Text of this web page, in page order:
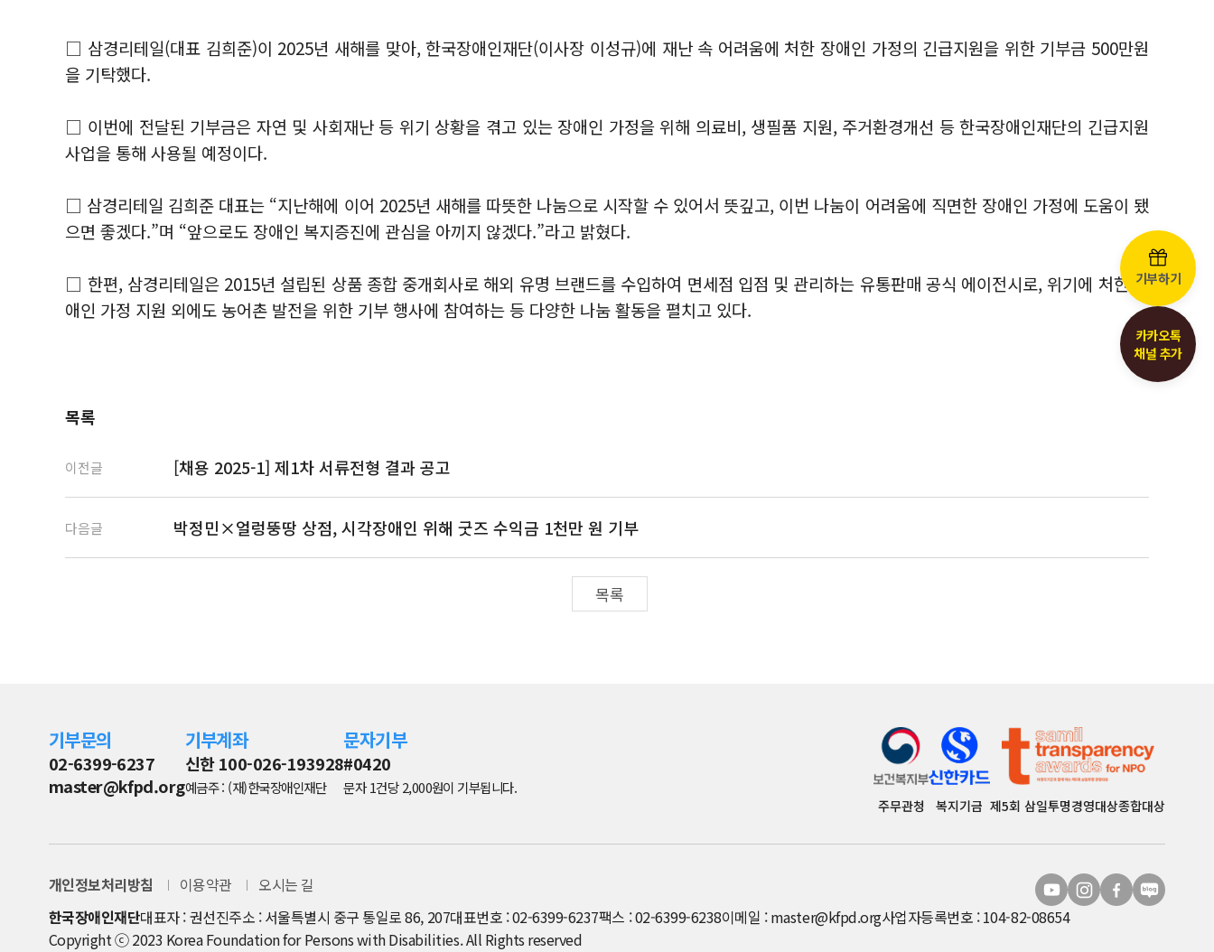
□ 삼경리테일(대표 김희준)이 2025년 새해를 맞아, 한국장애인재단(이사장 이성규)에 재난 속 어려움에 처한 장애인 가정의 긴급지원을 위한 기부금 500만원
을 기탁했다.
□ 이번에 전달된 기부금은 자연 및 사회재난 등 위기 상황을 겪고 있는 장애인 가정을 위해 의료비, 생필품 지원, 주거환경개선 등 한국장애인재단의 긴급지원
사업을 통해 사용될 예정이다.
□ 삼경리테일 김희준 대표는 “지난해에 이어 2025년 새해를 따뜻한 나눔으로 시작할 수 있어서 뜻깊고, 이번 나눔이 어려움에 직면한 장애인 가정에 도움이 됐
으면 좋겠다.”며 “앞으로도 장애인 복지증진에 관심을 아끼지 않겠다.”라고 밝혔다.
□ 한편, 삼경리테일은 2015년 설립된 상품 종합 중개회사로 해외 유명 브랜드를 수입하여 면세점 입점 및 관리하는 유통판매 공식 에이전시로, 위기에 처한 장
애인 가정 지원 외에도 농어촌 발전을 위한 기부 행사에 참여하는 등 다양한 나눔 활동을 펼치고 있다.
목록
이전글 [채용 2025-1] 제1차 서류전형 결과 공고
다음글 박정민×얼렁뚱땅 상점, 시각장애인 위해 굿즈 수익금 1천만 원 기부
목록
기부하기
카카오톡
채널 추가
기부문의
02-6399-6237
master@kfpd.org
기부계좌
신한 100-026-193928
예금주 : (재)한국장애인재단
문자기부
#0420
문자 1건당 2,000원이 기부됩니다.
주무관청 복지기금 제5회 삼일투명경영대상종합대상
개인정보처리방침 이용약관
오시는 길
한국장애인재단대표자 : 권선진주소 : 서울특별시 중구 통일로 86, 207대표번호 : 02-6399-6237팩스 : 02-6399-6238이메일 : master@kfpd.org사업자등록번호 : 104-82-08654
Copyright ⓒ 2023 Korea Foundation for Persons with Disabilities. All Rights reserved